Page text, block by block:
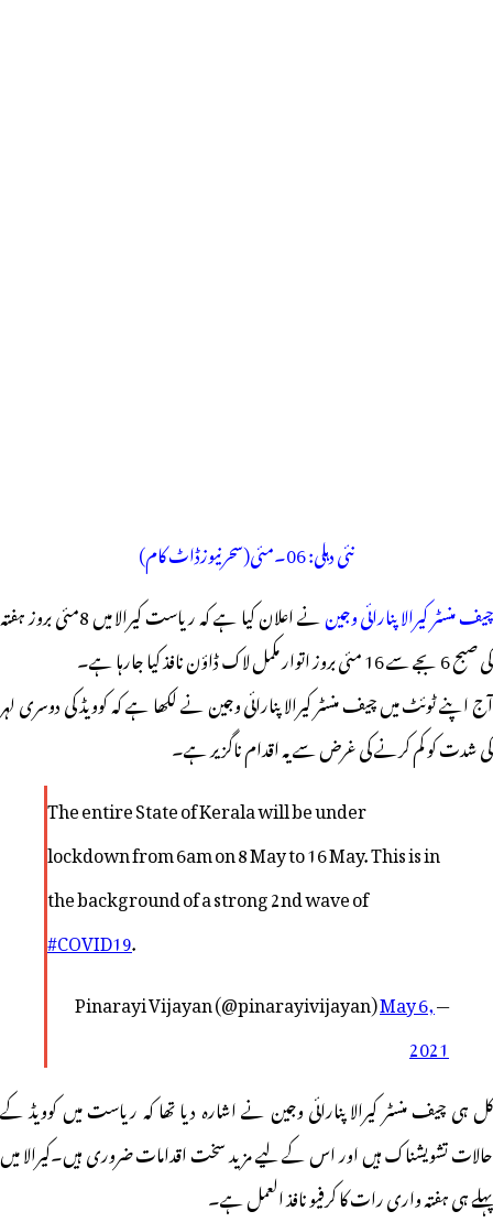
نئی دہلی: 06۔مئی(سحرنیوزڈاٹ کام)
چیف منسٹر کیرالا پنارائی وجین
نے اعلان کیا ہے کہ ریاست کیرالا میں 8مئی بروز ہفتہ
کی صبح 6 بجے سے 16 مئی بروز اتوار مکمل لاک ڈاؤن نافذ کیا جارہا ہے۔
آج اپنے ٹوئٹ میں چیف منسٹر کیرالا پنارائی وجین نے لکھا ہے کہ کوویڈ کی دوسری لہر
کی شدت کو کم کرنے کی غرض سے یہ اقدام ناگزیر ہے۔
The entire State of Kerala will be under
lockdown from 6am on 8 May to 16 May. This is in
the background of a strong 2nd wave of
#COVID19.
— Pinarayi Vijayan (@pinarayivijayan)
May 6,
2021
کل ہی چیف منسٹر کیرالا پنارائی وجین نے اشارہ دیا تھا کہ ریاست میں کوویڈ کے
حالات تشویشناک ہیں اور اس کے لیے مزید سخت اقدامات ضروری ہیں۔کیرالا میں
پہلے ہی ہفتہ واری رات کا کرفیو نافذ العمل ہے۔